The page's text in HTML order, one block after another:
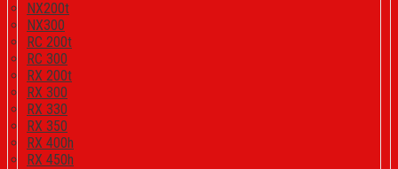
NX200t
NX300
RC 200t
RC 300
RX 200t
RX 300
RX 330
RX 350
RX 400h
RX 450h